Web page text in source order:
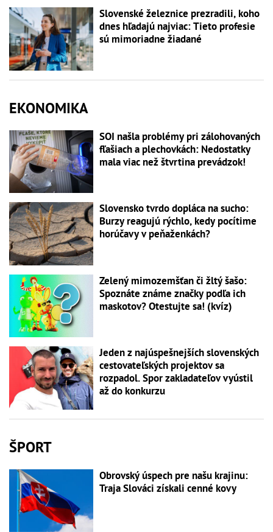
Slovenské železnice prezradili, koho
dnes hľadajú najviac: Tieto profesie
sú mimoriadne žiadané
EKONOMIKA
SOI našla problémy pri zálohovaných
fľašiach a plechovkách: Nedostatky
mala viac než štvrtina prevádzok!
Slovensko tvrdo dopláca na sucho:
Burzy reagujú rýchlo, kedy pocítime
horúčavy v peňaženkách?
Zelený mimozemšťan či žltý šašo:
Spoznáte známe značky podľa ich
maskotov? Otestujte sa! (kvíz)
Jeden z najúspešnejších slovenských
cestovateľských projektov sa
rozpadol. Spor zakladateľov vyústil
až do konkurzu
ŠPORT
Obrovský úspech pre našu krajinu:
Traja Slováci získali cenné kovy